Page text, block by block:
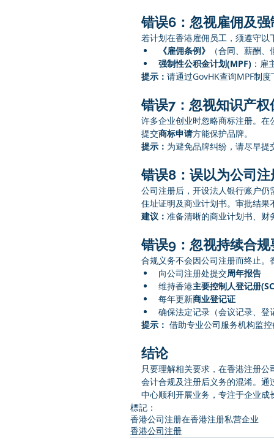
错误6：忽视雇佣及
若计划在香港雇佣员工，须遵守以
《雇佣条例》
（合同、薪酬、
强制性公积金计划(MPF) ：雇
提示： 请通过GovHK查询MPF制度
错误7：忽视知识产权
许多企业创业时忽略商标注册。在
提交商标申请方能保护品牌。
提示： 为避免品牌纠纷，请尽早提
错误8：误以为公司
公司注册后，开设法人银行账户仍
住址证明及商业计划书。审批结果
建议： 准备清晰的商业计划书、财
错误9：忽视持续合规
合规义务不会因公司注册而终止。
向公司注册处提交周年报告
维持香港主要控制人登记册
每年更新商业登记证
确保法定记录（会议记录、登
提示： 借助专业公司服务机构监控
结论
只要理解相关要求，在香港注册
会计合规及注册后义务的混淆。
中心顺利开展业务，专注于企业成
標記：
香港公司注册在香港注册私营企业
香港公司注册